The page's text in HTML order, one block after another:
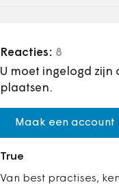
Reacties: 8
U moet ingelogd zijn
plaatsen.
Maak een account
True
Van best practises,